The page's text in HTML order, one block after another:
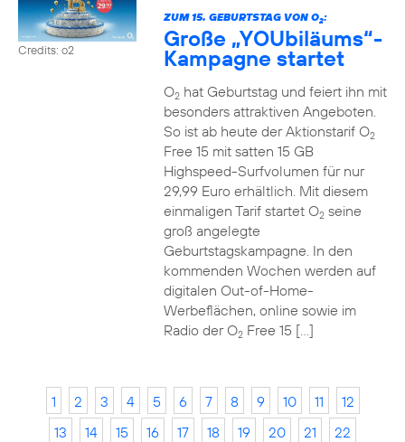
Credits: o2
ZUM 15. GEBURTSTAG VON O2:
Große „YOUbiläums“-
Kampagne startet
O2hat Geburtstag und feiert ihn mit
besonders attraktiven Angeboten.
So ist ab heute der Aktionstarif O2
Free 15 mit satten 15 GB
Highspeed-Surfvolumen für nur
29,99 Euro erhältlich. Mit diesem
einmaligen Tarif startet O2seine
groß angelegte
Geburtstagskampagne. In den
kommenden Wochen werden auf
digitalen Out-of-Home-
Werbeflächen, online sowie im
Radio der O2Free 15 […]
1 2 3 4 5 6 7 8 9 10 11
12
13
14 15 16 17 18 19 20 21
22